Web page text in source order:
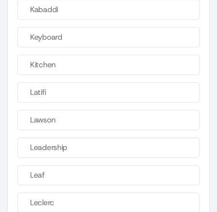
Kabaddi
Keyboard
Kitchen
Latifi
Lawson
Leadership
Leaf
Leclerc